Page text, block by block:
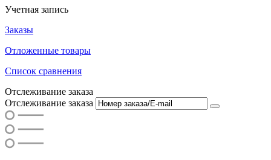
Учетная запись
Заказы
Отложенные товары
Список сравнения
Отслеживание заказа
Отслеживание заказа